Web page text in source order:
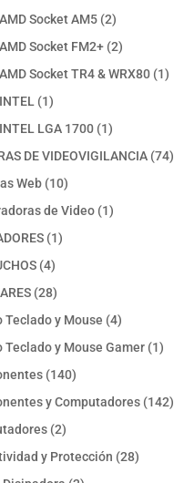
productos
Socket AM5 22
productos
Socket FM2+ 22
productos
Socket TR4 & WRX80 11
11
producto
LGA 1700 11
producto
DE VIDEOVIGILANCIA 7474
Web 1010
productos
de Video 11
11
44
productos
2828
productos
Teclado y Mouse 44
productos
Teclado y Mouse Gamer 11
140140
productos
y Computadores 142142
22
productos
y Protección 2828